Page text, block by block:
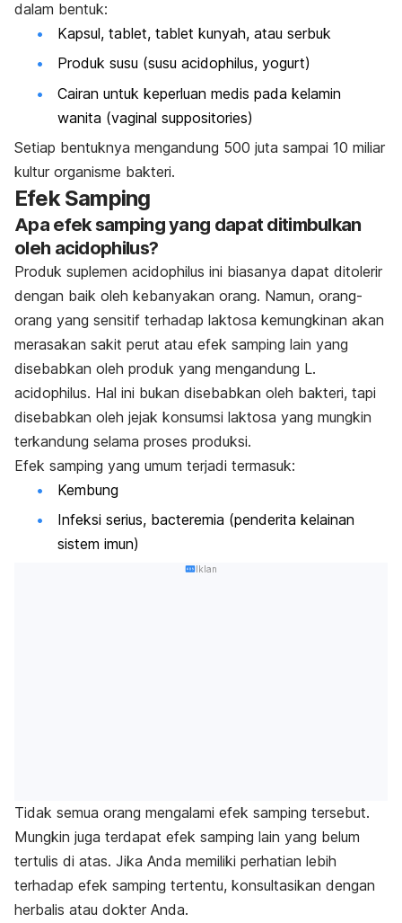
dalam bentuk:
Kapsul, tablet, tablet kunyah, atau serbuk
Produk susu (susu acidophilus, yogurt)
Cairan untuk keperluan medis pada kelamin
wanita (vaginal suppositories)
Setiap bentuknya mengandung 500 juta sampai 10 miliar
kultur organisme bakteri.
Efek Samping
Apa efek samping yang dapat ditimbulkan
oleh acidophilus?
Produk suplemen acidophilus ini biasanya dapat ditolerir
dengan baik oleh kebanyakan orang. Namun, orang-
orang yang sensitif terhadap laktosa kemungkinan akan
merasakan sakit perut atau efek samping lain yang
disebabkan oleh produk yang mengandung L.
acidophilus. Hal ini bukan disebabkan oleh bakteri, tapi
disebabkan oleh jejak konsumsi laktosa yang mungkin
terkandung selama proses produksi.
Efek samping yang umum terjadi termasuk:
Kembung
Infeksi serius, bacteremia (penderita kelainan
sistem imun)
Iklan
Tidak semua orang mengalami efek samping tersebut.
Mungkin juga terdapat efek samping lain yang belum
tertulis di atas. Jika Anda memiliki perhatian lebih
terhadap efek samping tertentu, konsultasikan dengan
herbalis atau dokter Anda.